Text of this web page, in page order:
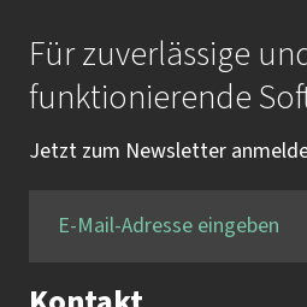
Tel.:
09131 7518-0
Fax:
+49 9131 / 7518-50
Für zuverlässige
funktionierende
Jetzt zum Newsletter